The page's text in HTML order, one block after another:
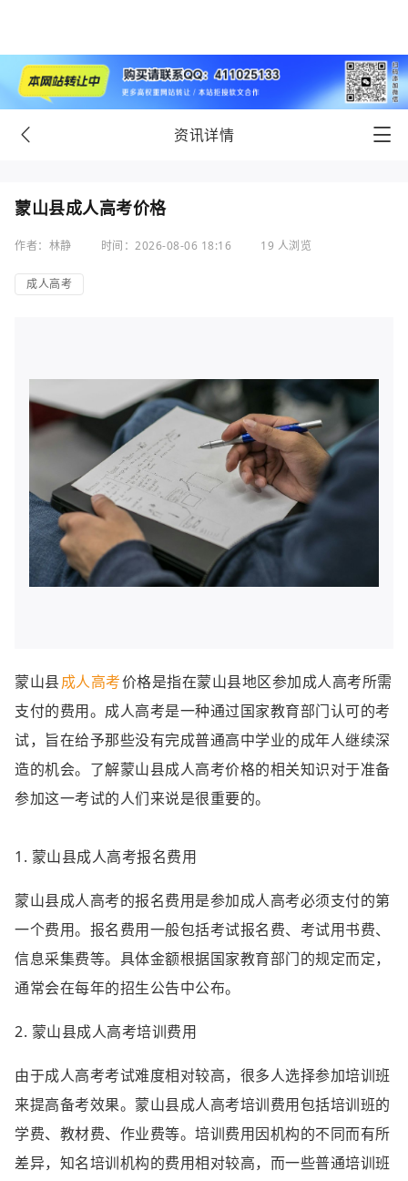
资讯详情
蒙山县成人高考价格
作者：林静 时间：2026-08-06 18:16 19 人浏览
成人高考
蒙山县成人高考价格是指在蒙山县地区参加成人高考所需
支付的费用。成人高考是一种通过国家教育部门认可的考
试，旨在给予那些没有完成普通高中学业的成年人继续深
造的机会。了解蒙山县成人高考价格的相关知识对于准备
参加这一考试的人们来说是很重要的。
1. 蒙山县成人高考报名费用
蒙山县成人高考的报名费用是参加成人高考必须支付的第
一个费用。报名费用一般包括考试报名费、考试用书费、
信息采集费等。具体金额根据国家教育部门的规定而定，
通常会在每年的招生公告中公布。
2. 蒙山县成人高考培训费用
由于成人高考考试难度相对较高，很多人选择参加培训班
来提高备考效果。蒙山县成人高考培训费用包括培训班的
学费、教材费、作业费等。培训费用因机构的不同而有所
差异，知名培训机构的费用相对较高，而一些普通培训班